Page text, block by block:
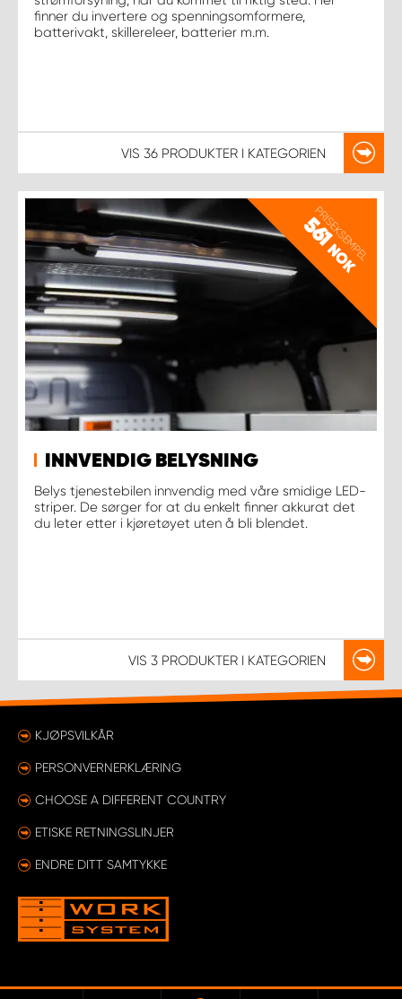
finner du invertere og spenningsomformere,
batterivakt, skillereleer, batterier m.m.
VIS 36 PRODUKTER I KATEGORIEN
PRISEKSEMPEL
561
NOK
INNVENDIG BELYSNING
Belys tjenestebilen innvendig med våre smidige LED-
striper. De sørger for at du enkelt finner akkurat det
du leter etter i kjøretøyet uten å bli blendet.
VIS 3 PRODUKTER I KATEGORIEN
KJØPSVILKÅR
PERSONVERNERKLÆRING
CHOOSE A DIFFERENT COUNTRY
ETISKE RETNINGSLINJER
ENDRE DITT SAMTYKKE